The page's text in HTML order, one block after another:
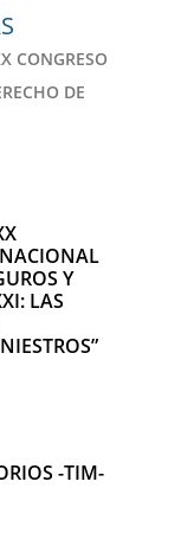
CONGRESO
DE
Y
LAS
-TIM-